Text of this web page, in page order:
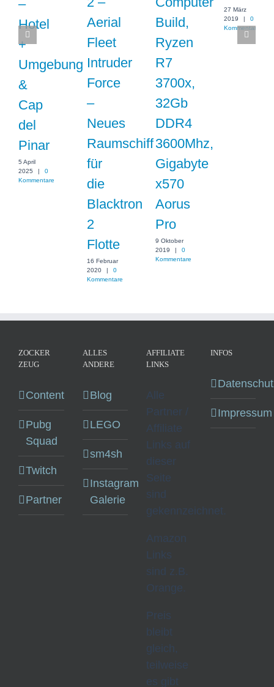
–
Hotel
+
Umgebung
&
Cap
del
Pinar
5 April
2025
0
Kommentare
Aerial
Fleet
Intruder
Force
–
Neues
Raumschiff
für
die
Blacktron
2
Flotte
16 Februar
2020
0
Kommentare
Build,
Ryzen
R7
3700x,
32Gb
DDR4
3600Mhz,
Gigabyte
x570
Aorus
Pro
9 Oktober
2019
0
Kommentare
27 März
2019
0
Kommentare
ZOCKER
ZEUG
Content
Pubg
Squad
Twitch
Partner
ALLES
ANDERE
Blog
LEGO
sm4sh
Instagram
Galerie
AFFILIATE
LINKS
Alle
Partner /
Affiliate
Links auf
dieser
Seite
sind
gekennzeichnet.
Amazon
Links
sind z.B.
Orange.
Preis
bleibt
gleich,
teilweise
es gibt
INFOS
Impressum